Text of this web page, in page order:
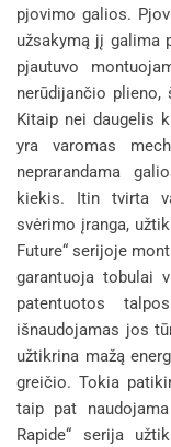
pjovimo galios.
užsakymą jį galima
pjautuvo
nerūdijančio
Kitaip nei daugelis
yra varomas
neprarandama
kiekis. Itin tvirta
svėrimo įranga,
Future“ serijoje
garantuoja tobulai
patentuotos
išnaudojamas jos
užtikrina mažą
greičio. Tokia
taip pat
Rapide“ serija